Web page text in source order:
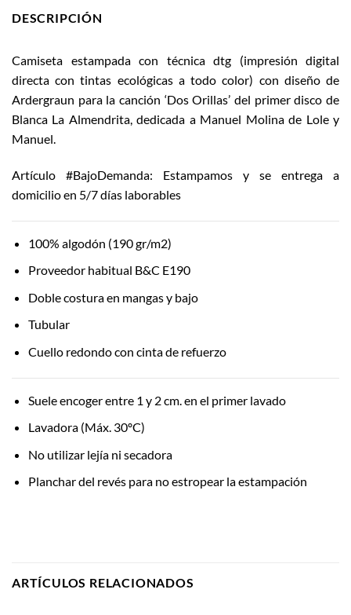
DESCRIPCIÓN
Camiseta estampada con técnica dtg (impresión digital
directa con tintas ecológicas a todo color) con diseño de
Ardergraun para la canción ‘Dos Orillas’ del primer disco de
Blanca La Almendrita, dedicada a Manuel Molina de Lole y
Manuel.
Artículo #BajoDemanda: Estampamos y se entrega a
domicilio en 5/7 días laborables
100% algodón (190 gr/m2)
Proveedor habitual B&C E190
Doble costura en mangas y bajo
Tubular
Cuello redondo con cinta de refuerzo
Suele encoger entre 1 y 2 cm. en el primer lavado
Lavadora (Máx. 30ºC)
No utilizar lejía ni secadora
Planchar del revés para no estropear la estampación
ARTÍCULOS RELACIONADOS